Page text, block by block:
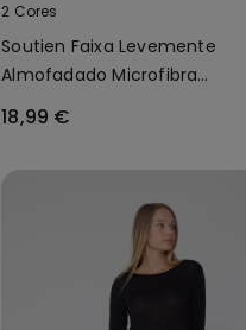
2 Cores
Soutien Faixa Levemente
Almofadado Microfibra
Reciclada Full Coverage
18,99 €